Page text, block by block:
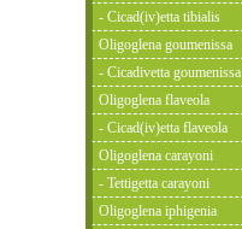
- Cicad(iv)etta tibialis
Oligoglena goumenissa
- Cicadivetta goumenissa
Oligoglena flaveola
- Cicad(iv)etta flaveola
Oligoglena carayoni
- Tettigetta carayoni
Oligoglena iphigenia